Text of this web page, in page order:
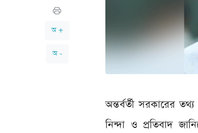
অ +
অ -
অন্তর্বর্তী সরকারের
নিন্দা ও প্রতিবাদ